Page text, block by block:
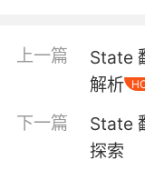
数游客。
通过国家知识
语，还能激发
孩子们学习到
上一篇
State
解析
下一篇
State
探索